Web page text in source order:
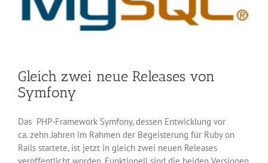
Gleich zwei neue Releases von
Symfony
Das PHP-Framework Symfony, dessen Entwicklung vor
ca. zehn Jahren im Rahmen der Begeisterung für Ruby on
Rails startete, ist jetzt in gleich zwei neuen Releases
veröffentlicht worden. Funktionell sind die beiden Versionen